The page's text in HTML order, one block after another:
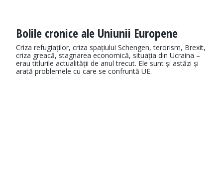
Bolile cronice ale Uniunii Europene
Criza refugiaților, criza spațiului Schengen, terorism, Brexit,
criza greacă, stagnarea economică, situația din Ucraina –
erau titlurile actualității de anul trecut. Ele sunt și astăzi și
arată problemele cu care se confruntă UE.